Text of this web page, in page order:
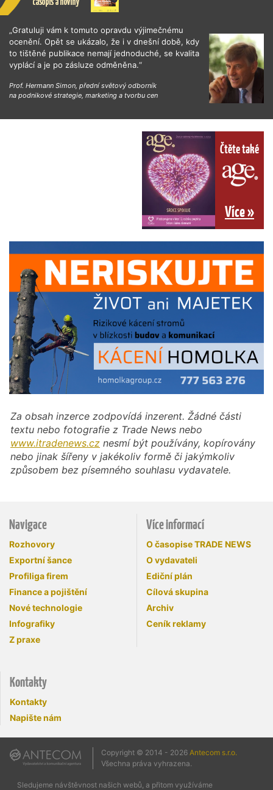
„Gratuluji vám k tomuto opravdu výjimečnému
ocenění. Opět se ukázalo, že i v dnešní době, kdy
to tištěné publikace nemají jednoduché, se kvalita
vyplácí a je po zásluze odměněna.“
Prof. Hermann Simon, přední světový odborník
na podnikové strategie, marketing a tvorbu cen
Čtěte také
Více »
Za obsah inzerce zodpovídá inzerent. Žádné části
textu nebo fotografie z Trade News nebo
www.itradenews.cz nesmí být používány, kopírovány
nebo jinak šířeny v jakékoliv formě či jakýmkoliv
způsobem bez písemného souhlasu vydavatele.
Navigace
Rozhovory
Exportní šance
Profiliga firem
Finance a pojištění
Nové technologie
Infografiky
Z praxe
Více informací
O časopise TRADE NEWS
O vydavateli
Ediční plán
Cílová skupina
Archiv
Ceník reklamy
Kontakty
Kontakty
Napište nám
Copyright © 2014 - 2026 Antecom s.r.o.
Všechna práva vyhrazena.
Sledujeme návštěvnost našich webů, a přitom využíváme